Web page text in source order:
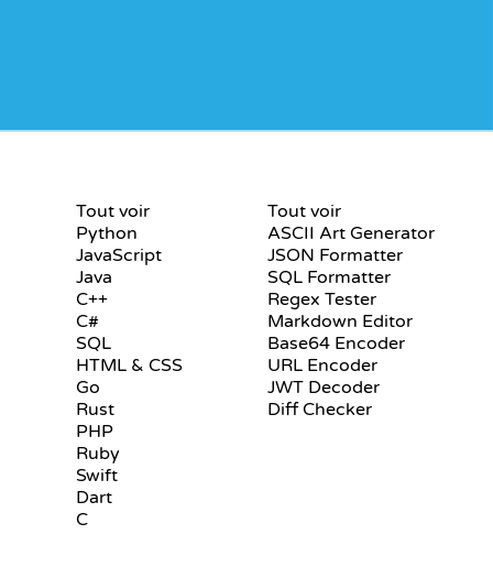
Tout voir
Python
JavaScript
Java
C++
C#
SQL
HTML & CSS
Go
Rust
PHP
Ruby
Swift
Dart
C
Tout voir
ASCII Art Generator
JSON Formatter
SQL Formatter
Regex Tester
Markdown Editor
Base64 Encoder
URL Encoder
JWT Decoder
Diff Checker